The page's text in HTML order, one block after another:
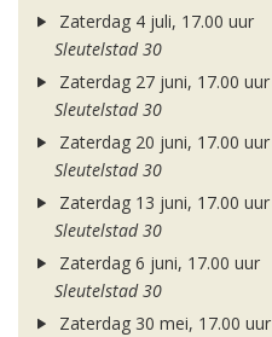
Zaterdag 4 juli, 17.00 uur
Sleutelstad 30
Zaterdag 27 juni, 17.00 uur
Sleutelstad 30
Zaterdag 20 juni, 17.00 uur
Sleutelstad 30
Zaterdag 13 juni, 17.00 uur
Sleutelstad 30
Zaterdag 6 juni, 17.00 uur
Sleutelstad 30
Zaterdag 30 mei, 17.00 uur